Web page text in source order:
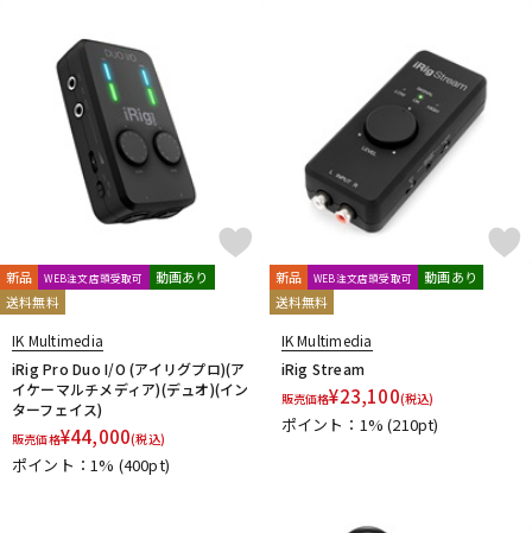
新品 WEB注文店頭受取可
動画あり
送料無料
IK Multimedia
iRig Pro Duo I/O (アイリグプロ)(ア
イケーマルチメディア)(デュオ)(イン
ターフェイス)
販売価格¥44,000(税込)
ポイント：1% (400pt)
新品 WEB注文店頭受取可
動画あり
送料無料
IK Multimedia
iRig Stream
販売価格¥23,100(税込)
ポイント：1%(210pt)